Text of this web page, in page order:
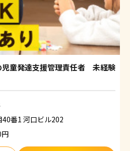
児童発達支援管理責任者 未経験
番1 河口ビル202